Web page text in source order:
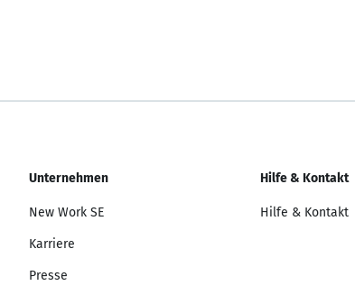
Unternehmen
New Work SE
Karriere
Presse
Hilfe & Kontakt
Hilfe & Kontakt